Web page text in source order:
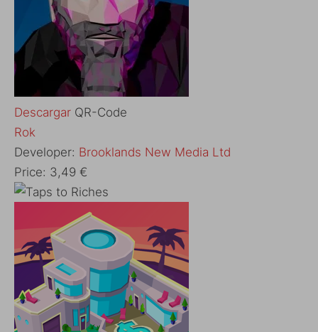
Descargar QR-Code
Rok
Developer: Brooklands New Media Ltd
Price: 3,49 €